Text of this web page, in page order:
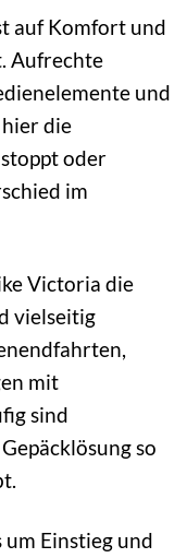
auf Komfort und
Aufrechte
und
die
oder
im
Victoria die
vielseitig
mit
sind
so
um Einstieg und